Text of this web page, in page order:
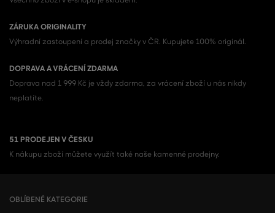
ZÁRUKA ORIGINALITY
Výhradní zastoupení a prodej značky v ČR. Kupujete 100% originál.
DOPRAVA A VRÁCENÍ ZDARMA
Doprava nad 1 999 Kč je vždy zdarma, za vrácení zboží u nás nikdy
neplatíte.
51 PRODEJEN V ČESKU
K nákupu zboží můžete využít také naše kamenné prodejny.
OBLÍBENÉ KATEGORIE